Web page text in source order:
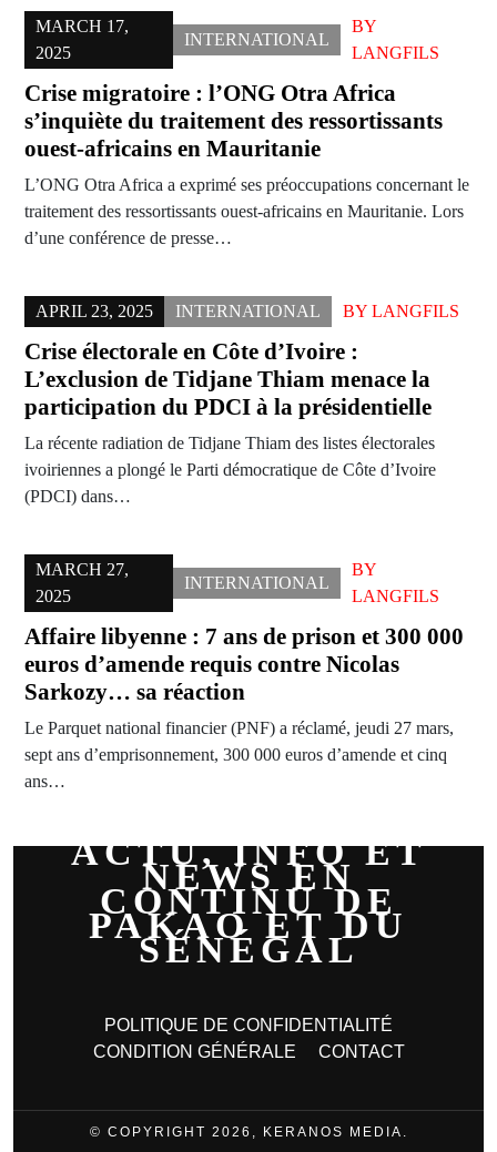
MARCH 17,
2025
INTERNATIONAL
BY
LANGFILS
Crise migratoire : l’ONG Otra Africa
s’inquiète du traitement des ressortissants
ouest-africains en Mauritanie
L’ONG Otra Africa a exprimé ses préoccupations concernant le
traitement des ressortissants ouest-africains en Mauritanie. Lors
d’une conférence de presse…
APRIL 23, 2025 INTERNATIONAL BY LANGFILS
Crise électorale en Côte d’Ivoire :
L’exclusion de Tidjane Thiam menace la
participation du PDCI à la présidentielle
La récente radiation de Tidjane Thiam des listes électorales
ivoiriennes a plongé le Parti démocratique de Côte d’Ivoire
(PDCI) dans…
MARCH 27,
2025
INTERNATIONAL
BY
LANGFILS
Affaire libyenne : 7 ans de prison et 300 000
euros d’amende requis contre Nicolas
Sarkozy… sa réaction
Le Parquet national financier (PNF) a réclamé, jeudi 27 mars,
sept ans d’emprisonnement, 300 000 euros d’amende et cinq
ans…
ACTU, INFO ET
NEWS EN
CONTINU DE
PAKAO ET DU
SÉNÉGAL
POLITIQUE DE CONFIDENTIALITÉ
CONDITION GÉNÉRALE
CONTACT
© COPYRIGHT 2026, KERANOS MEDIA.